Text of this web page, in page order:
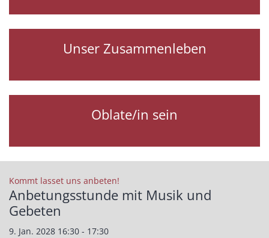
Unser Zusammenleben
Oblate/in sein
Kommt lasset uns anbeten!
Anbetungsstunde mit Musik und
Gebeten
9. Jan. 2028 16:30 - 17:30